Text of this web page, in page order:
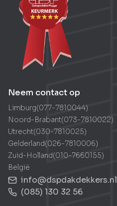
Neem contact op
Limburg(077-7810044)
Noord-Brabant(073-7810022)
Utrecht(030-7810025)
Gelderland(026-7810006)
Zuid-Holland(010-7660155)
België
info@dspdakdekkers.nl
(085) 130 32 56